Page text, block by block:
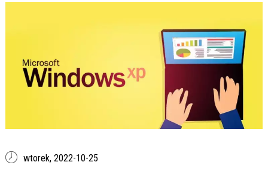
wtorek, 2022-10-25